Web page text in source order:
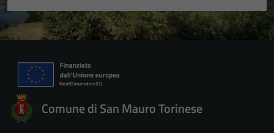
Comune di San Mauro Torinese